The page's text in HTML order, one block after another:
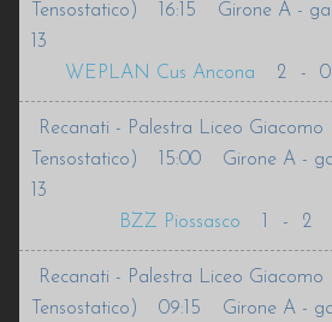
Tensostatico)
16:15 Girone A -
13
WEPLAN Cus Ancona
2 - 0
Recanati - Palestra Liceo
Tensostatico)
15:00 Girone A -
13
BZZ Piossasco
1 - 2
Recanati - Palestra Liceo
Tensostatico)
09:15 Girone A -